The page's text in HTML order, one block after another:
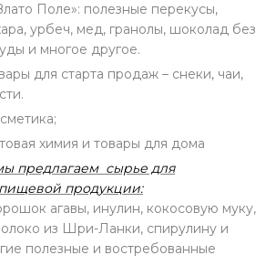
Поле»: полезные перекусы,
урбеч, мед, гранолы, шоколад без
и многое другое.
для старта продаж – снеки, чаи,
химия и товары для дома
предлагаем сырье для
продукции:
агавы, инулин, кокосовую муку,
из Шри-Ланки, спирулину и
полезные и востребованные